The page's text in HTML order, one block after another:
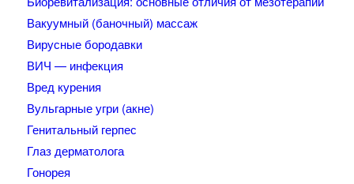
Вакуумный (баночный) массаж
Вирусные бородавки
ВИЧ — инфекция
Вред курения
Вульгарные угри (акне)
Генитальный герпес
Глаз дерматолога
Гонорея